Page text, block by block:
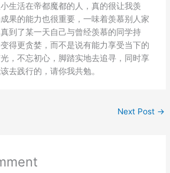
生活在帝都魔都的人，真的很让我羡
果的能力也很重要，一味着羡慕别人家
到了某一天自己与曾经羡慕的同学持
得更贪婪，而不是说有能力享受当下的
，不忘初心，脚踏实地去追寻，同时享
去践行的，请你我共勉。
Next Post →